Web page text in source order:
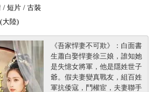
/ 短片 / 古裝
大陸)
《吾家悍妻不可欺》：白面書
生蕭白娶悍妻徐三娘，誰知她
是失憶女將軍，他是隱姓世子
爺。假夫妻變真戰友，組百姓
軍抗倭寇，鬥權宦，夫妻聯手